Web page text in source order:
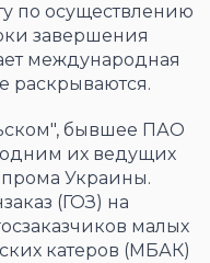
по осуществлению
завершения
международная
раскрываются.
бывшее ПАО
одним их ведущих
Украины.
(ГОЗ) на
малых
катеров (МБАК)